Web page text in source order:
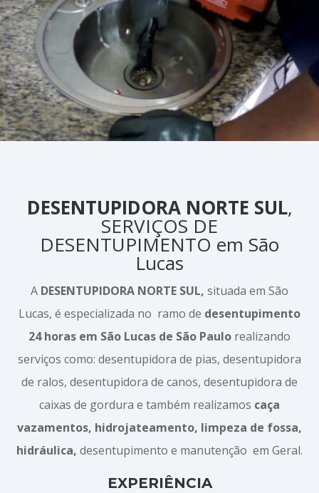
DESENTUPIDORA NORTE SUL,
SERVIÇOS DE
DESENTUPIMENTO em São
Lucas
A DESENTUPIDORA NORTE SUL, situada em São
Lucas, é especializada no ramo de desentupimento
24 horas em São Lucas de São Paulo realizando
serviços como: desentupidora de pias, desentupidora
de ralos, desentupidora de canos, desentupidora de
caixas de gordura e também realizamos caça
vazamentos, hidrojateamento, limpeza de fossa,
hidráulica, desentupimento e manutenção em Geral.
EXPERIÊNCIA